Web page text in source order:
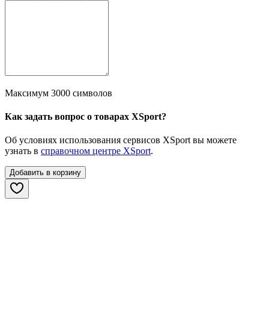
Максимум 3000 символов
Как задать вопрос о товарах XSport?
Об условиях использования сервисов XSport вы можете
узнать в справочном центре XSport.
Добавить в корзину